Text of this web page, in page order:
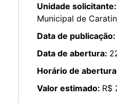
Unidade solicitante:
Municipal de
Data de publicação:
Data de abertura:
Horário de
Valor estimado: R$